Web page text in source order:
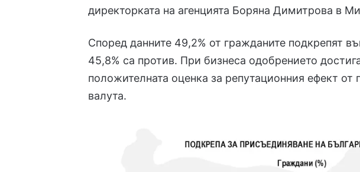
директорката на агенцията Боряна Димитрова в
Според данните 49,2% от гражданите подкрепят
45,8% са против. При бизнеса одобрението
положителната оценка за репутационния ефект от
валута.